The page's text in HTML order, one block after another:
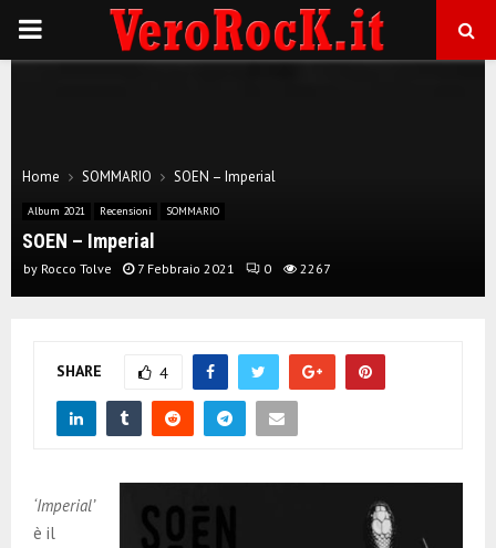
P
M
A
Home SOMMARIO SOEN – Imperial
Album 2021 Recensioni SOMMARIO
SOEN – Imperial
by Rocco Tolve 7 Febbraio 2021 0 2267
SHARE 4
‘Imperial’
è il